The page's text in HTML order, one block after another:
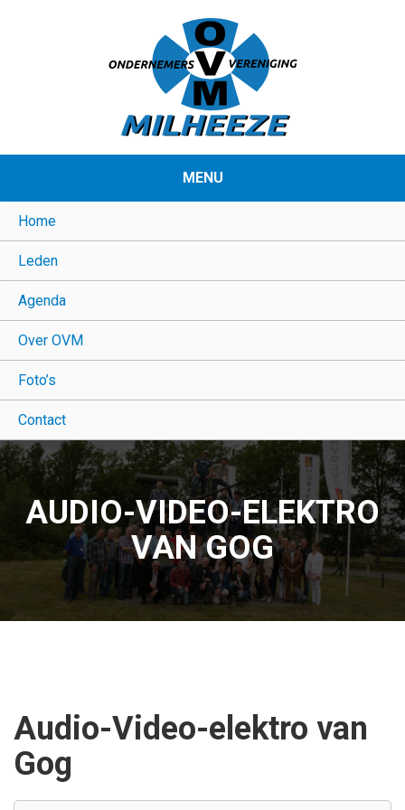
MENU
Home
Leden
Agenda
Over OVM
Foto’s
Contact
AUDIO-VIDEO-ELEKTRO
VAN GOG
Audio-Video-elektro van
Gog